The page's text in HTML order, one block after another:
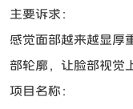
主要诉求：
感觉面部越来越显厚
部轮廓，让脸部视觉
项目名称：